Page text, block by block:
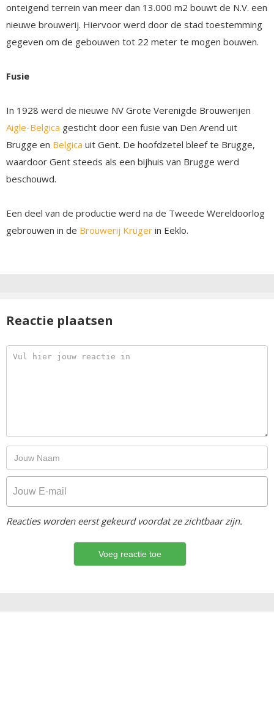
onteigend terrein van meer dan 13.000 m2 bouwt de N.V. een
nieuwe brouwerij. Hiervoor werd door de stad toestemming
gegeven om de gebouwen tot 22 meter te mogen bouwen.
Fusie
In 1928 werd de nieuwe NV Grote Verenigde Brouwerijen
Aigle-Belgica gesticht door een fusie van Den Arend uit
Brugge en Belgica uit Gent. De hoofdzetel bleef te Brugge,
waardoor Gent steeds als een bijhuis van Brugge werd
beschouwd.
Een deel van de productie werd na de Tweede Wereldoorlog
gebrouwen in de Brouwerij Krüger in Eeklo.
Reactie plaatsen
Reacties worden eerst gekeurd voordat ze zichtbaar zijn.